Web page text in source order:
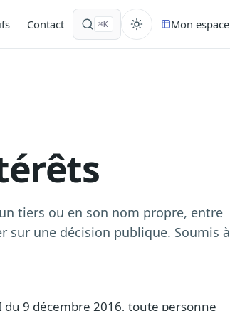
Contact ⌘K Mon espace
tiers ou en son nom propre, entre
sur une décision publique. Soumis à
du 9 décembre 2016, toute personne